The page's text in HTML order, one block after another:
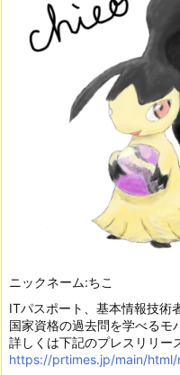
ニックネーム:ちこ
ITパスポート、基本情報技術
国家資格の過去問を学べるモ
詳しくは下記のプレスリリー
https://prtimes.jp/main/